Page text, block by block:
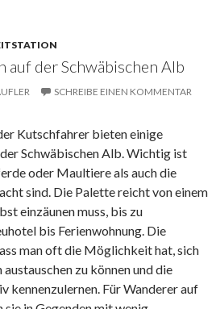
der Schwäbischen Alb
SCHREIBE EINEN KOMMENTAR
Kutschfahrer bieten einige
Schwäbischen Alb. Wichtig ist
oder Maultiere als auch die
sind. Die Palette reicht von einem
einzäunen muss, bis zu
bis Ferienwohnung. Die
man oft die Möglichkeit hat, sich
zu können und die
kennenzulernen. Für Wanderer auf